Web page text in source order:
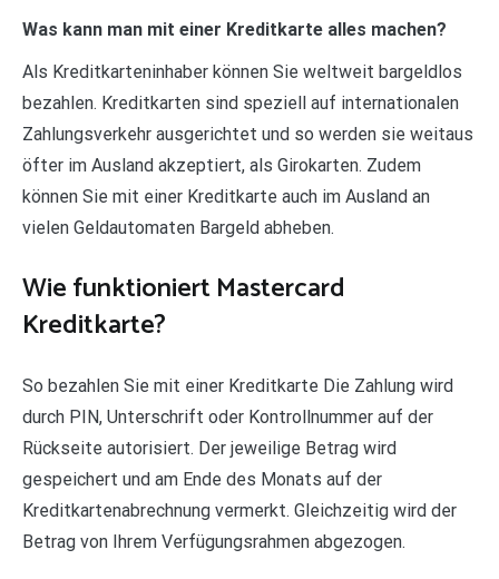
Was kann man mit einer Kreditkarte alles machen?
Als Kreditkarteninhaber können Sie weltweit bargeldlos
bezahlen. Kreditkarten sind speziell auf internationalen
Zahlungsverkehr ausgerichtet und so werden sie weitaus
öfter im Ausland akzeptiert, als Girokarten. Zudem
können Sie mit einer Kreditkarte auch im Ausland an
vielen Geldautomaten Bargeld abheben.
Wie funktioniert Mastercard
Kreditkarte?
So bezahlen Sie mit einer Kreditkarte Die Zahlung wird
durch PIN, Unterschrift oder Kontrollnummer auf der
Rückseite autorisiert. Der jeweilige Betrag wird
gespeichert und am Ende des Monats auf der
Kreditkartenabrechnung vermerkt. Gleichzeitig wird der
Betrag von Ihrem Verfügungsrahmen abgezogen.